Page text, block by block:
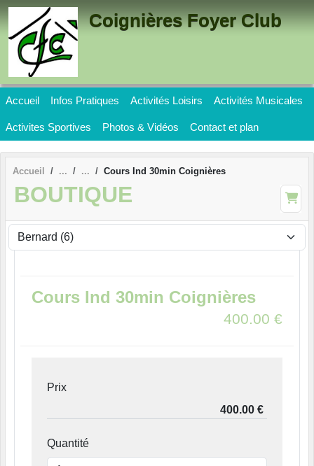
Coignières Foyer Club
Accueil Infos Pratiques Activités Loisirs Activités Musicales
Activites Sportives Photos & Vidéos Contact et plan
Accueil Cours Ind 30min Coignières
BOUTIQUE
Cours Ind 30min Coignières
400.00 €
Prix
Quantité
Panneau de gestion des cookies